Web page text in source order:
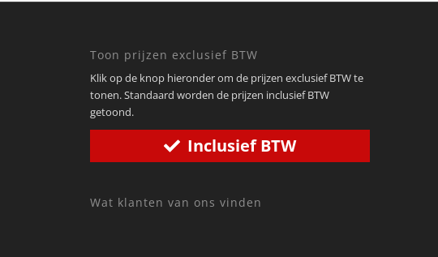
Toon prijzen exclusief BTW
Klik op de knop hieronder om de prijzen exclusief BTW te
tonen. Standaard worden de prijzen inclusief BTW
getoond.
Inclusief BTW
Wat klanten van ons vinden